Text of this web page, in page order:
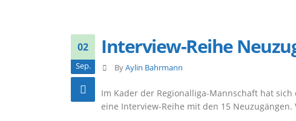
02
Sep.
Interview-Reihe
By Aylin Bahrmann
Im Kader der Regionalliga-Mannschaft hat
eine Interview-Reihe mit den 15